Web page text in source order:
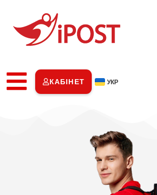
КАБІНЕТ УКР